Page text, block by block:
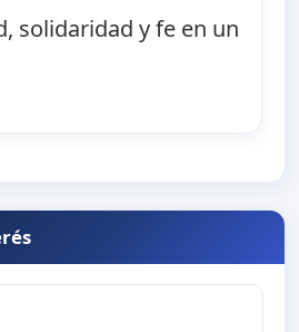
solidaridad y fe en un